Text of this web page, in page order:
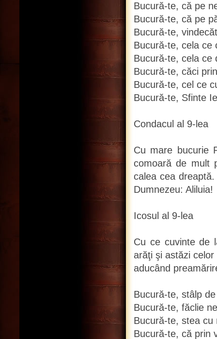
Bucură-te, că pe
Bucură-te, că pe
Bucură-te,
Bucură-te, cela ce
Bucură-te, cela ce
Bucură-te, căci
Bucură-te, cel ce
Bucură-te, Sfinte
Condacul al 9-lea
Cu mare bucurie
comoară de mult
calea cea
Dumnezeu: Aliluia!
Icosul al 9-lea
Cu ce cuvinte de
arăţi şi astăzi
aducând
Bucură-te, stâlp
Bucură-te, făclie
Bucură-te, stea cu
Bucură-te, că prin